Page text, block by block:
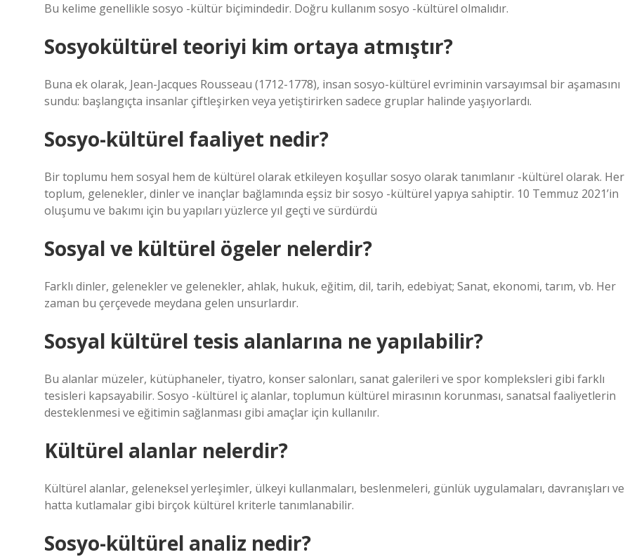
Bu kelime genellikle sosyo -kültür biçimindedir. Doğru kullanım sosyo -kültürel olmalıdır.
Sosyokültürel teoriyi kim ortaya atmıştır?
Buna ek olarak, Jean-Jacques Rousseau (1712-1778), insan sosyo-kültürel evriminin varsayımsal bir aşamasını
sundu: başlangıçta insanlar çiftleşirken veya yetiştirirken sadece gruplar halinde yaşıyorlardı.
Sosyo-kültürel faaliyet nedir?
Bir toplumu hem sosyal hem de kültürel olarak etkileyen koşullar sosyo olarak tanımlanır -kültürel olarak. Her
toplum, gelenekler, dinler ve inançlar bağlamında eşsiz bir sosyo -kültürel yapıya sahiptir. 10 Temmuz 2021’in
oluşumu ve bakımı için bu yapıları yüzlerce yıl geçti ve sürdürdü
Sosyal ve kültürel ögeler nelerdir?
Farklı dinler, gelenekler ve gelenekler, ahlak, hukuk, eğitim, dil, tarih, edebiyat; Sanat, ekonomi, tarım, vb. Her
zaman bu çerçevede meydana gelen unsurlardır.
Sosyal kültürel tesis alanlarına ne yapılabilir?
Bu alanlar müzeler, kütüphaneler, tiyatro, konser salonları, sanat galerileri ve spor kompleksleri gibi farklı
tesisleri kapsayabilir. Sosyo -kültürel iç alanlar, toplumun kültürel mirasının korunması, sanatsal faaliyetlerin
desteklenmesi ve eğitimin sağlanması gibi amaçlar için kullanılır.
Kültürel alanlar nelerdir?
Kültürel alanlar, geleneksel yerleşimler, ülkeyi kullanmaları, beslenmeleri, günlük uygulamaları, davranışları ve
hatta kutlamalar gibi birçok kültürel kriterle tanımlanabilir.
Sosyo-kültürel analiz nedir?